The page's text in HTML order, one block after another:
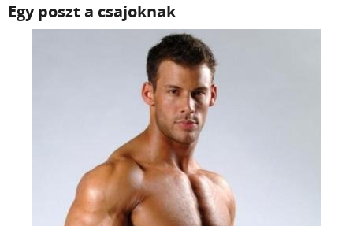
Egy poszt a csajoknak